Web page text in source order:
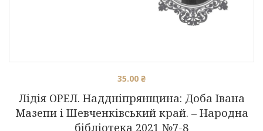
Лідія ОРЕЛ. Наддніпрянщина: Доба Івана
Мазепи і Шевченківський край. – Народна
бібліотека 2021 №7-8
35.00 ₴